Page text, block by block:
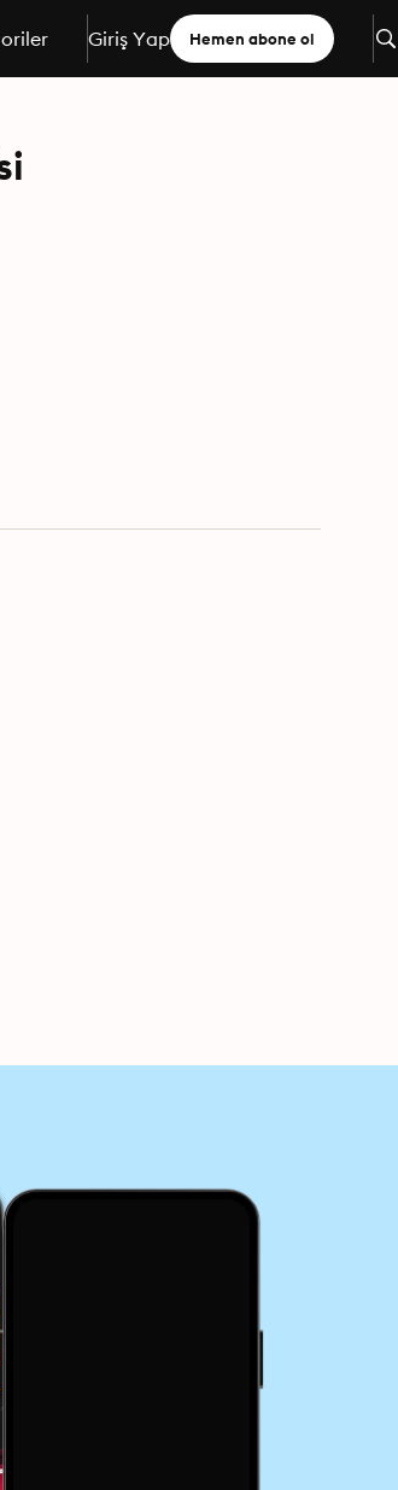
Giriş Yap Hemen abone ol